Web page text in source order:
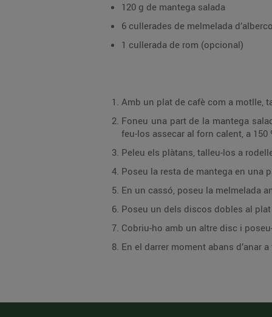
120 g de mantega salada
6 cullerades de melmelada
1 cullerada de rom (opcional)
Foneu una part de la mantega salada i unteu-hi la meitat dels discos per una
feu-los assecar al forn calent, a 150